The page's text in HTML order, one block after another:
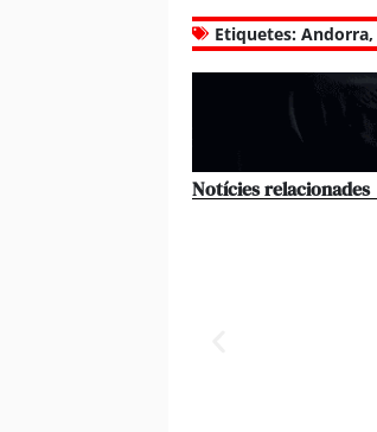
Etiquetes: Andorra,
Notícies relacionades